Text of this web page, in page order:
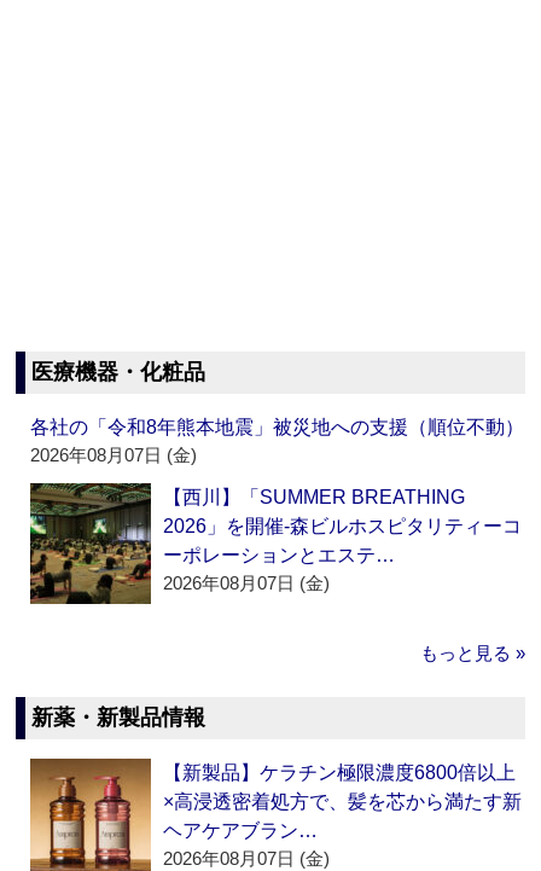
医療機器・化粧品
各社の「令和8年熊本地震」被災地への支援（順位不動）
2026年08月07日 (金)
【西川】「SUMMER BREATHING
2026」を開催‐森ビルホスピタリティーコ
ーポレーションとエステ…
2026年08月07日 (金)
もっと見る »
新薬・新製品情報
【新製品】ケラチン極限濃度6800倍以上
×高浸透密着処方で、髪を芯から満たす新
ヘアケアブラン…
2026年08月07日 (金)